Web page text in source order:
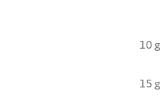
10 g
15 g